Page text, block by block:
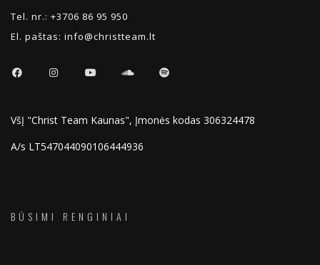
Tel. nr.: +3706 86 95 950
El. paštas: info@christteam.lt
VšĮ "Christ Team Kaunas", Įmonės kodas 306324478
A/s LT547044090106444936
BŪSIMI RENGINIAI